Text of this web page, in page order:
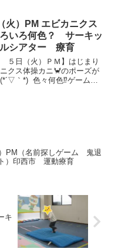
ットまでダッシュします☆
事がで...
火）PM エビカニクス
いろ何色？ サーキッ
シアター 療育
５日（火）ＰＭ】はじまり
クス体操カニ🦀のポーズが
｀*) 色々何色⁉ゲーム
PM（名前探しゲーム 鬼退
）印西市 運動療育
キ